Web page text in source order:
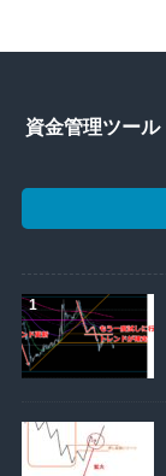
資金管理ツール